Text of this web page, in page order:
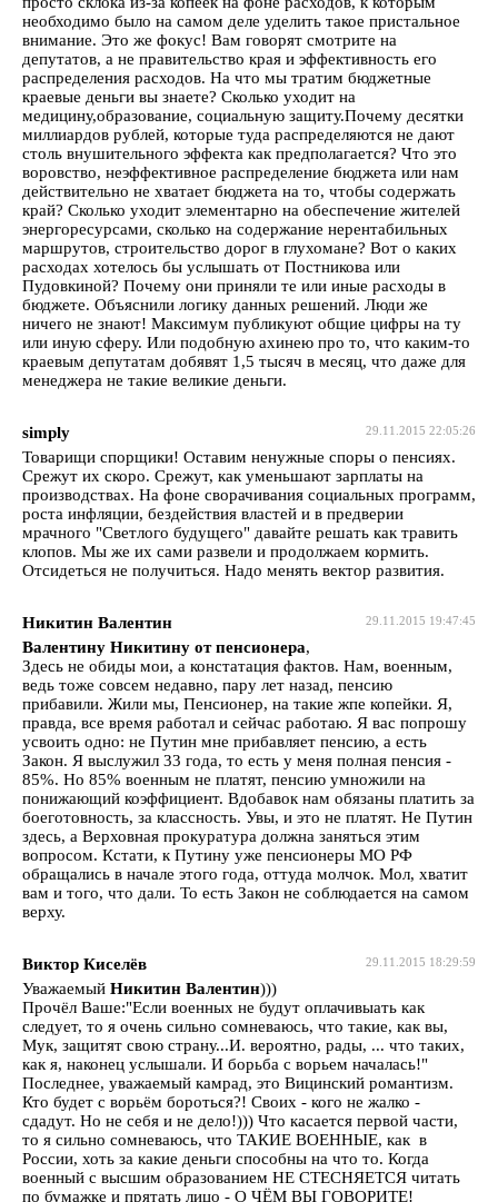
необходимо было на самом деле уделить такое пристальное
внимание. Это же фокус! Вам говорят смотрите на
депутатов, а не правительство края и эффективность его
распределения расходов. На что мы тратим бюджетные
краевые деньги вы знаете? Сколько уходит на
медицину,образование, социальную защиту.Почему десятки
миллиардов рублей, которые туда распределяются не дают
столь внушительного эффекта как предполагается? Что это
воровство, неэффективное распределение бюджета или нам
действительно не хватает бюджета на то, чтобы содержать
край? Сколько уходит элементарно на обеспечение жителей
энергоресурсами, сколько на содержание нерентабильных
маршрутов, строительство дорог в глухомане? Вот о каких
расходах хотелось бы услышать от Постникова или
Пудовкиной? Почему они приняли те или иные расходы в
бюджете. Объяснили логику данных решений. Люди же
ничего не знают! Максимум публикуют общие цифры на ту
или иную сферу. Или подобную ахинею про то, что каким-то
краевым депутатам добявят 1,5 тысяч в месяц, что даже для
менеджера не такие великие деньги.
29.11.2015 22:05:26
simply
Товарищи спорщики! Оставим ненужные споры о пенсиях.
Срежут их скоро. Срежут, как уменьшают зарплаты на
производствах. На фоне сворачивания социальных программ,
роста инфляции, бездействия властей и в предверии
мрачного "Светлого будущего" давайте решать как травить
клопов. Мы же их сами развели и продолжаем кормить.
Отсидеться не получиться. Надо менять вектор развития.
29.11.2015 19:47:45
Никитин Валентин
Валентину Никитину от пенсионера,
Здесь не обиды мои, а констатация фактов. Нам, военным,
ведь тоже совсем недавно, пару лет назад, пенсию
прибавили. Жили мы, Пенсионер, на такие жпе копейки. Я,
правда, все время работал и сейчас работаю. Я вас попрошу
усвоить одно: не Путин мне прибавляет пенсию, а есть
Закон. Я выслужил 33 года, то есть у меня полная пенсия -
85%. Но 85% военным не платят, пенсию умножили на
понижающий коэффициент. Вдобавок нам обязаны платить за
боеготовность, за классность. Увы, и это не платят. Не Путин
здесь, а Верховная прокуратура должна заняться этим
вопросом. Кстати, к Путину уже пенсионеры МО РФ
обращались в начале этого года, оттуда молчок. Мол, хватит
вам и того, что дали. То есть Закон не соблюдается на самом
верху.
29.11.2015 18:29:59
Виктор Киселёв
Уважаемый Никитин Валентин)))
Прочёл Ваше:"Если военных не будут оплачивыать как
следует, то я очень сильно сомневаюсь, что такие, как вы,
Мук, защитят свою страну...И. вероятно, рады, ... что таких,
как я, наконец услышали. И борьба с ворьем началась!"
Последнее, уважаемый камрад, это Вицинский романтизм.
Кто будет с ворьём бороться?! Своих - кого не жалко -
сдадут. Но не себя и не дело!))) Что касается первой части,
то я сильно сомневаюсь, что ТАКИЕ ВОЕННЫЕ, как в
России, хоть за какие деньги способны на что то. Когда
военный с высшим образованием НЕ СТЕСНЯЕТСЯ читать
по бумажке и прятать лицо - О ЧЁМ ВЫ ГОВОРИТЕ!